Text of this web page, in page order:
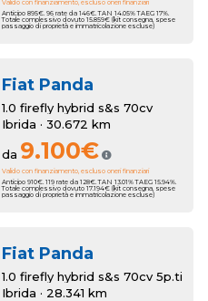
Valido con finanziamento, escluso oneri finanziari
Anticipo 895€. 96 rate da 146€. TAN 14.05% TAEG 17%.
Totale complessivo dovuto 15.859€ (kit consegna, spese
passaggio di proprietà e immatricolazione escluse)
Fiat Panda
1.0 firefly hybrid s&s 70cv
Ibrida · 30.672 km
da 9.100€
Valido con finanziamento, escluso oneri finanziari
Anticipo 910€. 119 rate da 128€. TAN 13.01% TAEG 15.94%.
Totale complessivo dovuto 17.194€ (kit consegna, spese
passaggio di proprietà e immatricolazione escluse)
Fiat Panda
1.0 firefly hybrid s&s 70cv 5p.ti
Ibrida · 28.341 km